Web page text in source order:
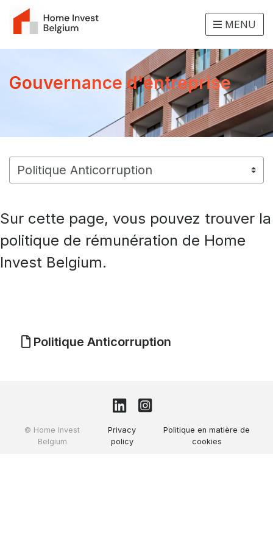
MENU
Gouvernance d'entreprise
Sur cette page, vous pouvez trouver la
politique de rémunération de Home
Invest Belgium.
Politique Anticorruption
© Home Invest
Belgium
Privacy
policy
Politique en matière de
cookies